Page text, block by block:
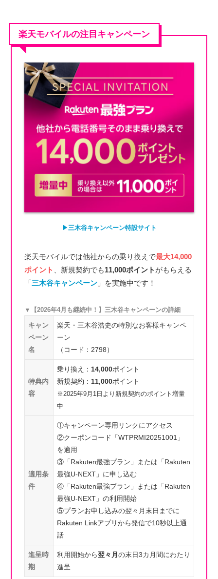
楽天モバイルの注目キャンペーン
▶︎三木谷キャンペーン特設サイト
楽天モバイルでは他社からの乗り換えで最大14,000
ポイント
、新規契約でも11,000ポイント がもらえる
「三木谷キャンペーン」を実施中です！
▼【2026年4月も継続中！】三木谷キャンペーンの詳細
キャン
ペーン
名
楽天・三木谷浩史の特別なお客様キャンペ
ーン
（コード：2798）
特典内
容
乗り換え： 14,000ポイント
新規契約： 11,000ポイント
※2025年9月1日より新規契約のポイント増量
中
適用条
件
①キャンペーン専用リンクにアクセス
②クーポンコード「WTPRMI20251001」
を適用
③「Rakuten最強プラン」または「Rakuten
最強U-NEXT」に申し込む
④「Rakuten最強プラン」または「Rakuten
最強U-NEXT」の利用開始
⑤プランお申し込みの翌々月末日までに
Rakuten Linkアプリから発信で10秒以上通
話
進呈時
期
利用開始から翌々月 の末日3カ月間にわたり
進呈